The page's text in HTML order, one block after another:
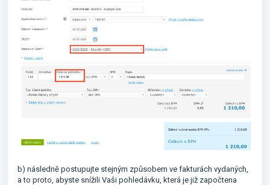
b) následně postupujte stejným způsobem ve fakturách vydaných,
a to proto, abyste snížili Vaši pohledávku, která je již započtena